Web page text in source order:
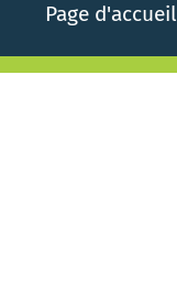
Page d'accueil